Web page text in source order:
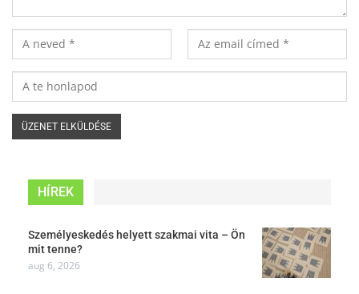
HÍREK
Személyeskedés helyett szakmai vita – Ön
mit tenne?
aug 6, 2026